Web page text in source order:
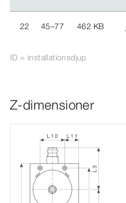
22 45–77 462 KB
ID = installationsdjup
Z-dimensioner